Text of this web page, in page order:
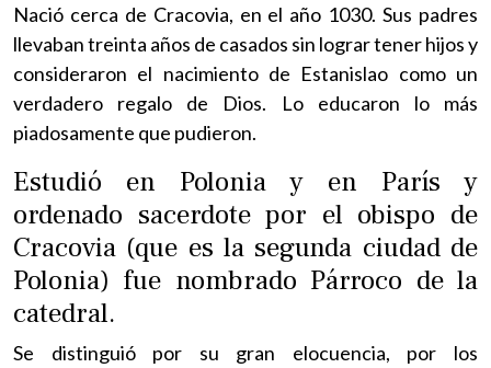
Nació cerca de Cracovia, en el año 1030. Sus padres
llevaban treinta años de casados sin lograr tener hijos y
consideraron el nacimiento de Estanislao como un
verdadero regalo de Dios. Lo educaron lo más
piadosamente que pudieron.
Estudió en Polonia y en París y
ordenado sacerdote por el obispo de
Cracovia (que es la segunda ciudad de
Polonia) fue nombrado Párroco de la
catedral.
Se distinguió por su gran elocuencia, por los